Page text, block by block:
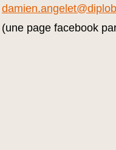
(une page facebook